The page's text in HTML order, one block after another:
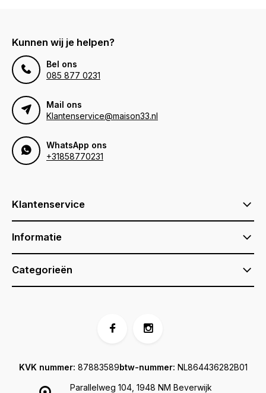
Kunnen wij je helpen?
Bel ons
085 877 0231
Mail ons
Klantenservice@maison33.nl
WhatsApp ons
+31858770231
Klantenservice
Informatie
Categorieën
Parallelweg 104, 1948 NM Beverwijk
KVK nummer: 87883589btw-nummer: NL864436282B01